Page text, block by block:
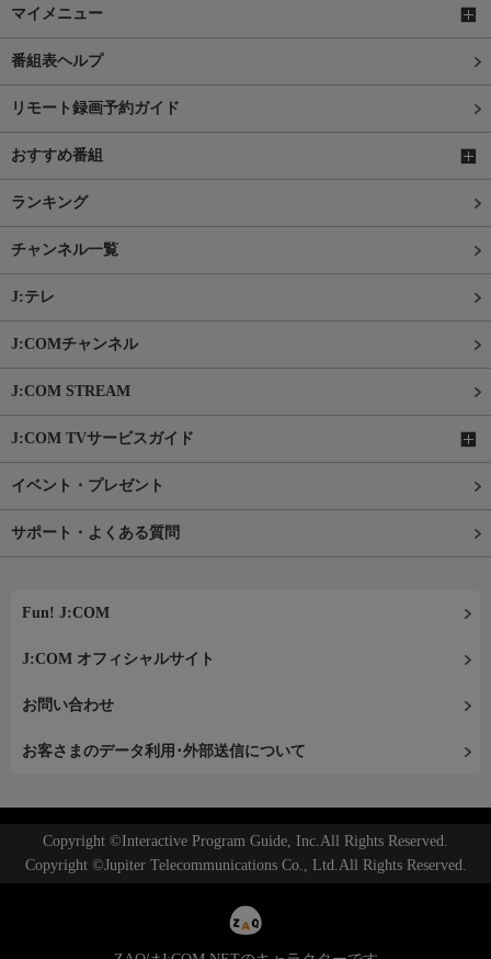
マイメニュー
番組表ヘルプ
リモート録画予約ガイド
おすすめ番組
ランキング
チャンネル一覧
J:テレ
J:COMチャンネル
J:COM STREAM
J:COM TVサービスガイド
イベント・プレゼント
サポート・よくある質問
Fun! J:COM
J:COM オフィシャルサイト
お問い合わせ
お客さまのデータ利用･外部送信について
Copyright ©Interactive Program Guide, Inc.All Rights Reserved.
Copyright ©Jupiter Telecommunications Co., Ltd.All Rights Reserved.